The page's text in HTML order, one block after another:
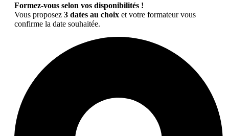
Formez-vous selon vos disponibilités !
Vous proposez 3 dates au choix et votre formateur vous
confirme la date souhaitée.